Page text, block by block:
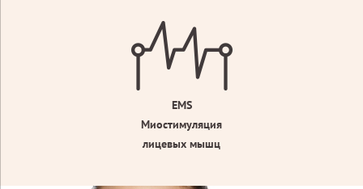
EMS
Миостимуляция
лицевых мышц